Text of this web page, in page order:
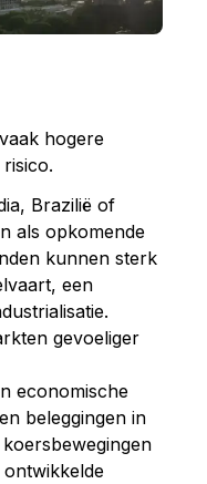
hogere
Brazilië of
als opkomende
kunnen sterk
een
gevoeliger
economische
beleggingen in
ontwikkelde